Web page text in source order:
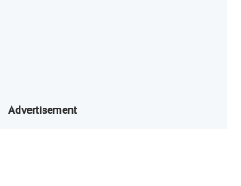
Advertisement